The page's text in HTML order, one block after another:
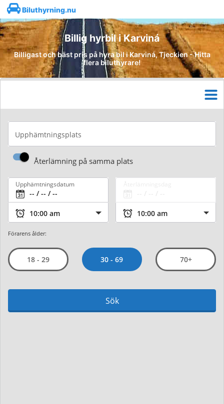
Biluthyrning.nu
Billig hyrbil i Karviná
Billigast och bäst pris på hyra bil i Karviná, Tjeckien - Hitta
flera biluthyrare!
Upphämtningsplats
Återlämning på samma plats
Upphämtningsdatum
Förarens ålder:
18 - 29 30 - 69 70+
Sök